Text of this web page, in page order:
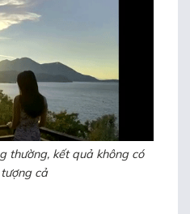
thường, kết quả không có
cả